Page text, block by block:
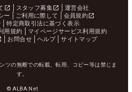
スタッフ募集
運営会社
ー
ご利用に際して
会員規約
特定商取引法に基づく表示
用規約
マイページサービス利用規約
お問合せ ヘルプ サイトマップ
ツの無断での転載、転用、コピー等は禁じま
す。
© ALBA Net